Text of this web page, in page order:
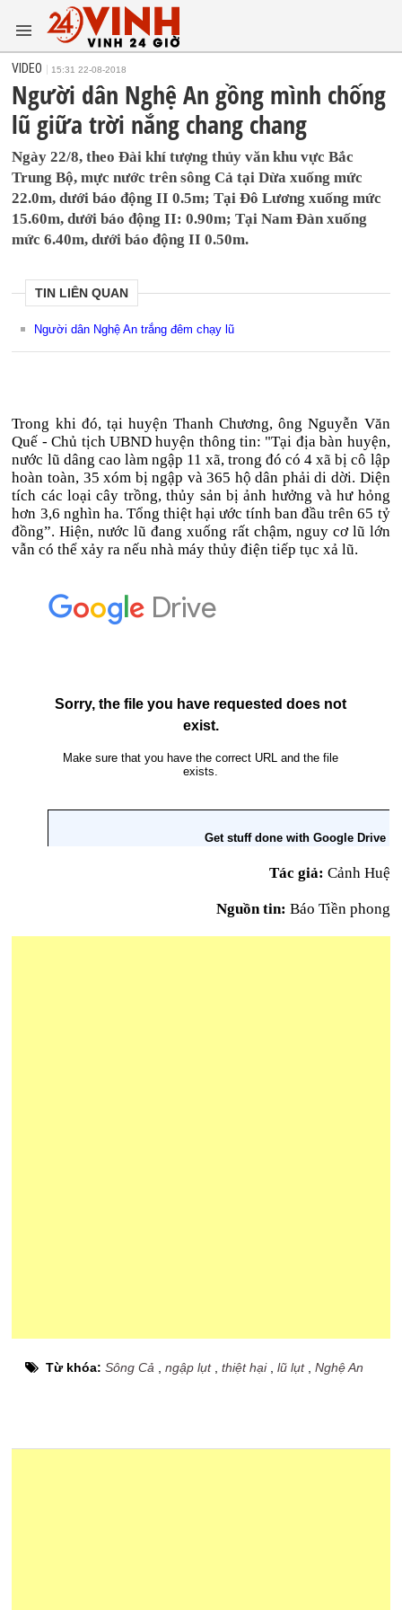
VIDEO 15:31 22-08-2018
Người dân Nghệ An gồng mình chống
lũ giữa trời nắng chang chang
Ngày 22/8, theo Đài khí tượng thủy văn khu vực Bắc
Trung Bộ, mực nước trên sông Cả tại Dừa xuống mức
22.0m, dưới báo động II 0.5m; Tại Đô Lương xuống mức
15.60m, dưới báo động II: 0.90m; Tại Nam Đàn xuống
mức 6.40m, dưới báo động II 0.50m.
TIN LIÊN QUAN
Người dân Nghệ An trắng đêm chạy lũ
Trong khi đó, tại huyện Thanh Chương, ông Nguyễn Văn
Quế - Chủ tịch UBND huyện thông tin: "Tại địa bàn huyện,
nước lũ dâng cao làm ngập 11 xã, trong đó có 4 xã bị cô lập
hoàn toàn, 35 xóm bị ngập và 365 hộ dân phải di dời. Diện
tích các loại cây trồng, thủy sản bị ảnh hưởng và hư hỏng
hơn 3,6 nghìn ha. Tổng thiệt hại ước tính ban đầu trên 65 tỷ
đồng”. Hiện, nước lũ đang xuống rất chậm, nguy cơ lũ lớn
vẫn có thể xảy ra nếu nhà máy thủy điện tiếp tục xả lũ.
Tác giả: Cảnh Huệ
Nguồn tin: Báo Tiền phong
Từ khóa:Sông Cả ,ngập lụt,thiệt hại,lũ lụt,Nghệ An